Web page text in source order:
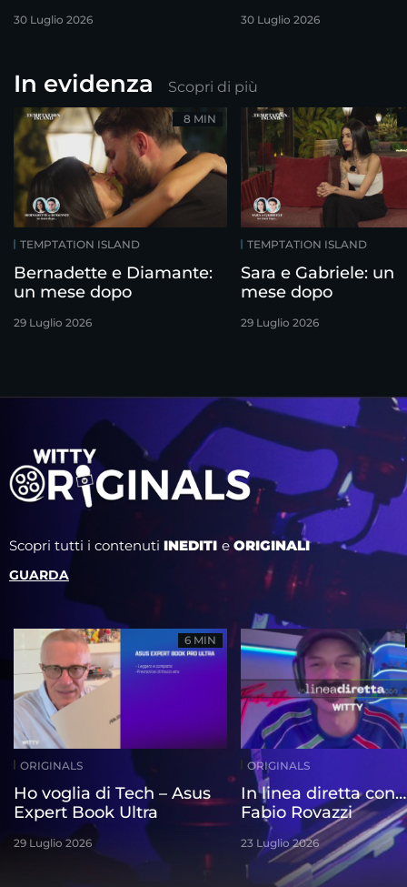
30 Luglio 2026 30 Luglio 2026
In evidenza Scopri di più
TEMPTATION ISLAND
Bernadette e Diamante:
un mese dopo
29 Luglio 2026
8 MIN
TEMPTATION ISLAND
Sara e Gabriele: un
mese dopo
29 Luglio 2026
Scopri tutti i contenuti INEDITI eORIGINALI
GUARDA
ORIGINALS
Ho voglia di Tech – Asus
Expert Book Ultra
29 Luglio 2026
6 MIN
ORIGINALS
In linea diretta con…
Fabio Rovazzi
23 Luglio 2026